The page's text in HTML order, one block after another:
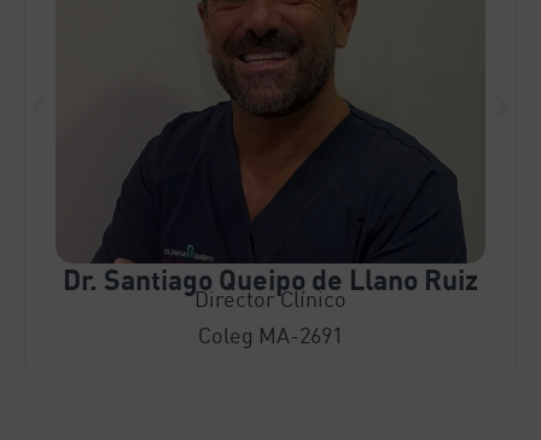
Dr. Santiago Queipo de Llano Ruiz
Director Clínico
Coleg MA-2691